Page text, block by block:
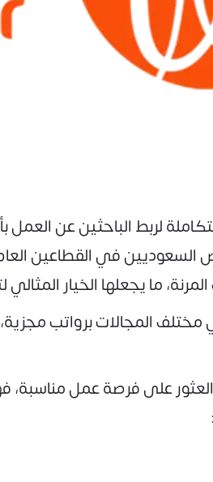
لربط الباحثين عن العمل
في القطاعين
ما يجعلها الخيار
المجالات برواتب
على فرصة عمل